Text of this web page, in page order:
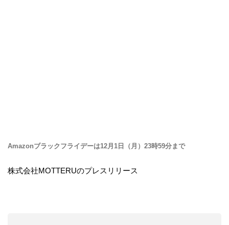
Amazonブラックフライデーは12月1日（月）23時59分まで
株式会社MOTTERUのプレスリリース